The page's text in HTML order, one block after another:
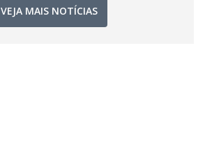
VEJA MAIS NOTÍCIAS